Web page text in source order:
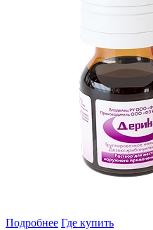
Подробнее Где купить